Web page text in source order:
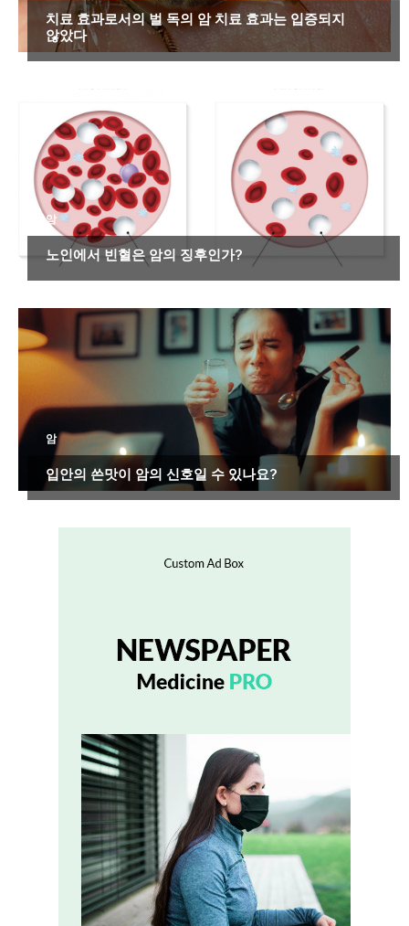
치료 효과로서의 벌 독의 암 치료 효과는 입증되지
않았다
암
노인에서 빈혈은 암의 징후인가?
암
입안의 쓴맛이 암의 신호일 수 있나요?